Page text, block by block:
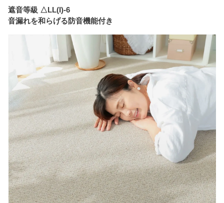
遮音等級 △LL(I)-6
音漏れを和らげる防音機能付き